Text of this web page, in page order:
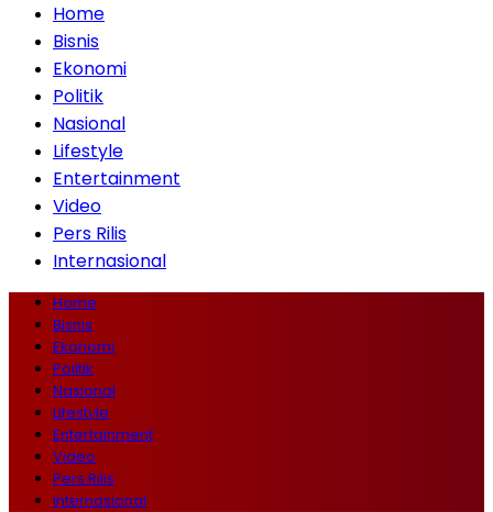
Home
Bisnis
Ekonomi
Politik
Nasional
Lifestyle
Entertainment
Video
Pers Rilis
Internasional
Home
Bisnis
Ekonomi
Politik
Nasional
Lifestyle
Entertainment
Video
Pers Rilis
Internasional